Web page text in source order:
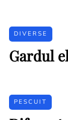
DIVERSE
Gardul
PESCUIT